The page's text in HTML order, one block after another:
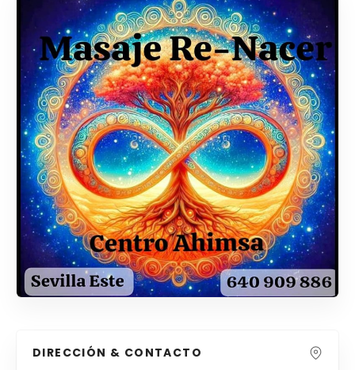
DIRECCIÓN & CONTACTO